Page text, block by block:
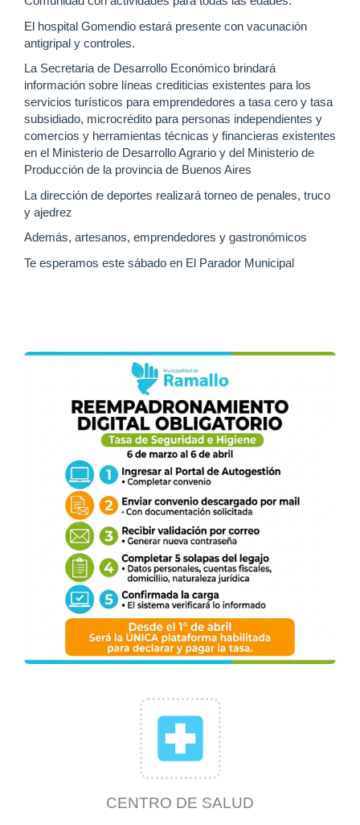
El hospital Gomendio estará presente con vacunación
antigripal y controles.
La Secretaria de Desarrollo Económico brindará
información sobre líneas crediticias existentes para los
servicios turísticos para emprendedores a tasa cero y tasa
subsidiado, microcrédito para personas independientes y
comercios y herramientas técnicas y financieras existentes
en el Ministerio de Desarrollo Agrario y del Ministerio de
Producción de la provincia de Buenos Aires
La dirección de deportes realizará torneo de penales, truco
y ajedrez
Además, artesanos, emprendedores y gastronómicos
Te esperamos este sábado en El Parador Municipal
local_hospital
CENTRO DE SALUD